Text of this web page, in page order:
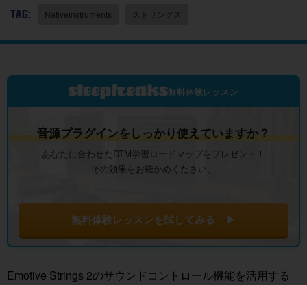
TAG: Nativeinstruments ストリングス
無料体験レッスン
音源プラグインをしっかり使えていますか？
あなたに合わせたDTM学習ロードマップをプレゼント！
その効果をお確かめください。
無料体験レッスンを試してみる ▶
Emotive Strings 2のサウンドコントロール機能を活用する